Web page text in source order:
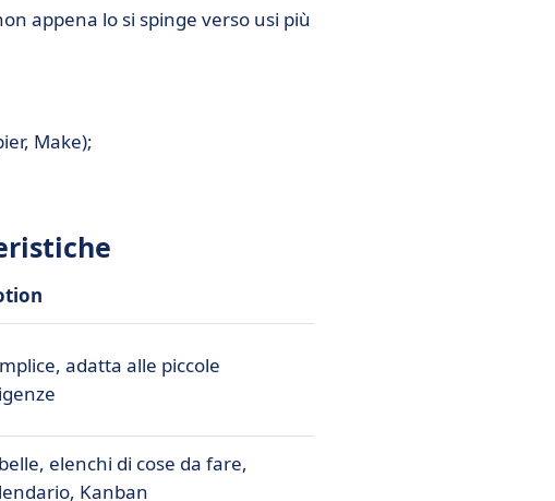
appena lo si spinge verso usi più
Make);
adatta alle piccole
elenchi di cose da fare,
Kanban